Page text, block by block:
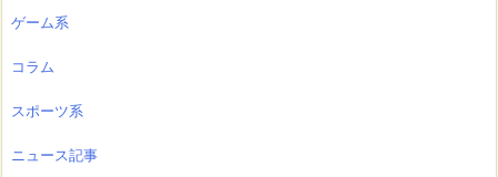
ゲーム系
コラム
スポーツ系
ニュース記事